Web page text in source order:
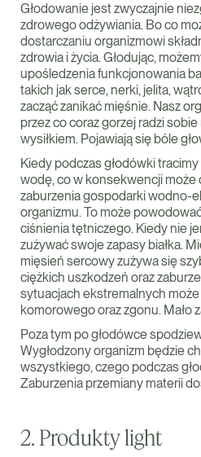
Głodowanie jest zwyczajnie
zdrowego odżywiania. Bo co
dostarczaniu organizmowi
zdrowia i życia. Głodując,
upośledzenia funkcjonowania
takich jak serce, nerki, jelita,
zacząć zanikać mięśnie. Nasz
przez co coraz gorzej radzi
wysiłkiem. Pojawiają się bóle
Kiedy podczas głodówki
wodę, co w konsekwencji może
zaburzenia gospodarki wodno-
organizmu. To może
ciśnienia tętniczego. Kiedy nie
zużywać swoje zapasy białka.
mięsień sercowy zużywa się
ciężkich uszkodzeń oraz
sytuacjach ekstremalnych
komorowego oraz zgonu. Mało
Poza tym po głodówce
Wygłodzony organizm będzie
wszystkiego, czego podczas
Zaburzenia przemiany materii
2. Produkty light